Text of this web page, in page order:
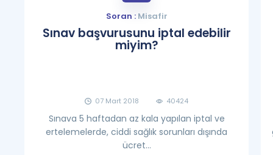
Soran :Misafir
Sınav başvurusunu iptal edebilir
miyim?
07 Mart 2018 40424
Sınava 5 haftadan az kala yapılan iptal ve
ertelemelerde, ciddi sağlık sorunları dışında
ücret...